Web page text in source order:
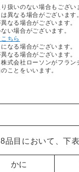
扱いのない場合もござい
異なる場合がございます。
なる場合がございます。
い場合がございます。
ちら
なる場合がございます。
なる場合がございます。
式会社ローソンがフラン
ことをいいます。
品目において、下
かに